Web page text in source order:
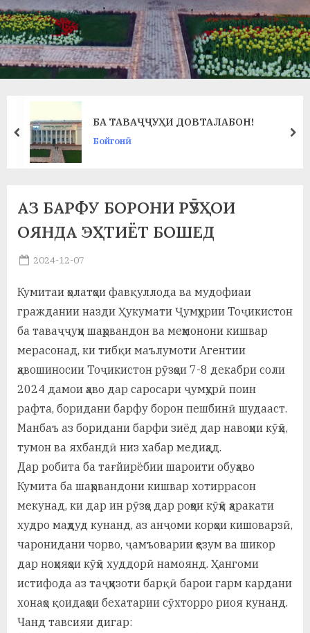
в
л
а
т
б
а
о
м
и
о
с
и
р
и
Х
БА ТАВАҶҶУҲИ ДОВТАЛАБОН!
Бойгонӣ
prev
АЗ БАРФУ БОРОНИ РӮЗҲОИ
ОЯНДА ЭҲТИЁТ БОШЕД
Posted
2024-12-07
Кумитаи ҳолатҳои фавқуллода ва мудофиаи
граждании назди Ҳукумати Ҷумҳурии Тоҷикистон
ба таваҷҷуҳи шаҳрвандон ва меҳмонони кишвар
мерасонад, ки тибқи маълумоти Агентии
ҳавошиносии Тоҷикистон рӯзҳои 7-8 декабри соли
2024 дамои ҳаво дар саросари ҷумҳурӣ поин
рафта, боридани барфу борон пешбинӣ шудааст.
Манбаъ аз боридани барфи зиёд дар навоҳии кӯҳӣ,
тумон ва яхбандӣ низ хабар медиҳад.
Дар робита ба тағйирёбии шароити обуҳаво
Кумита ба шаҳрвандони кишвар хотиррасон
мекунад, ки дар ин рӯзҳо дар роҳҳои кӯҳӣ ҳаракати
худро маҳдуд кунанд, аз анҷоми корҳои кишоварзӣ,
чаронидани чорво, ҷамъоварии ҳезум ва шикор
дар ноҳияҳои кӯҳӣ худдорӣ намоянд. Ҳангоми
истифода аз таҷҳизоти барқӣ барои гарм кардани
хонаҳо қоидаҳои бехатарии сӯхторро риоя кунанд.
Чанд тавсияи дигар: